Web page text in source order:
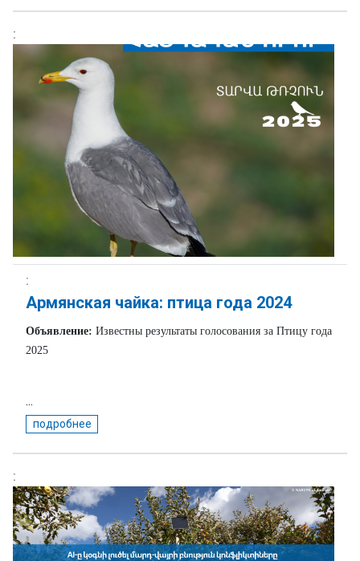
Армянская чайка: птица года 2024
Объявление: Известны результаты голосования за Птицу года
2025
...
подробнее